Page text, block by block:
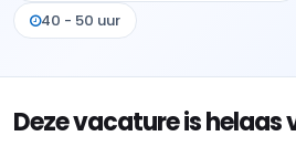
40 - 50 uur
Deze vacature is helaas